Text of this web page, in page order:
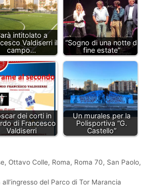
intitolato a
Valdiserri il
campo…
“Sogno di una notte di
fine estate”
dei corti in
di Francesco
Valdiserri
Un murales per la
Polisportiva “G.
Castello”
, Ottavo Colle, Roma, Roma 70, San Paolo,
del Parco di Tor Marancia